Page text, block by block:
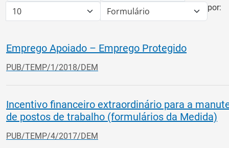
por:
Emprego Apoiado – Emprego Protegido
PUB/TEMP/1/2018/DEM
Incentivo financeiro extraordinário para a
de postos de trabalho (formulários da Medida)
PUB/TEMP/4/2017/DEM